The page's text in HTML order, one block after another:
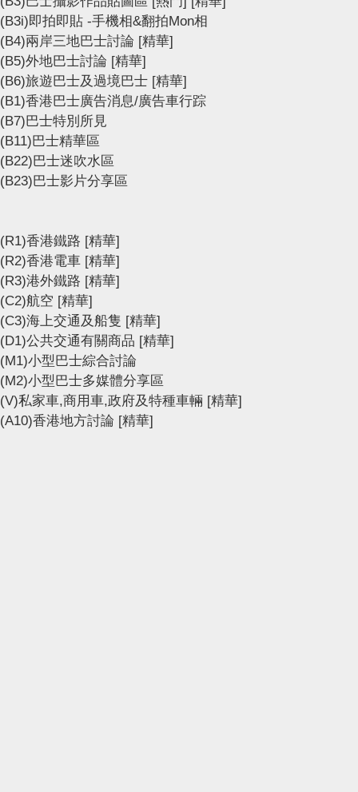
(B3i)即拍即貼 -手機相&翻拍Mon相
(B4)兩岸三地巴士討論 [精華]
(B5)外地巴士討論 [精華]
(B6)旅遊巴士及過境巴士 [精華]
(B1)香港巴士廣告消息/廣告車行踪
(B7)巴士特別所見
(B11)巴士精華區
(B22)巴士迷吹水區
(B23)巴士影片分享區
(R1)香港鐵路 [精華]
(R2)香港電車 [精華]
(R3)港外鐵路 [精華]
(C2)航空 [精華]
(C3)海上交通及船隻 [精華]
(D1)公共交通有關商品 [精華]
(M1)小型巴士綜合討論
(M2)小型巴士多媒體分享區
(V)私家車,商用車,政府及特種車輛 [精華]
(A10)香港地方討論 [精華]